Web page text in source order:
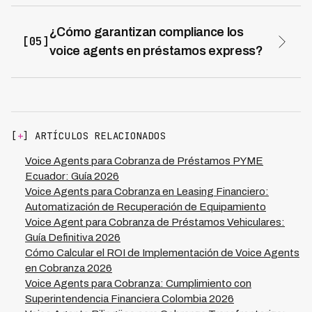
cuotas según monto y tier del cliente, quitas del 10-20%
por pago en 24-48 horas, y refinanciamientos para
clientes Tier 1. El 76% de planes se autorizan en la
[05]
¿Cómo garantizan compliance los
voice agents en préstamos express?
prohibición de contacto a empleadores sin autorización,
lenguaje siempre apropiado, oferta obligatoria de
opera con cero violaciones regulatorias en 7 países de
LATAM adaptándose automáticamente a normativas
locales de préstamos de alto costo.
[ +] ARTÍCULOS RELACIONADOS
Voice Agents para Cobranza de Préstamos PYME
Ecuador: Guía 2026
Voice Agents para Cobranza en Leasing Financiero:
Automatización de Recuperación de Equipamiento
Voice Agent para Cobranza de Préstamos Vehiculares:
Guía Definitiva 2026
Cómo Calcular el ROI de Implementación de Voice Agents
en Cobranza 2026
Voice Agents para Cobranza: Cumplimiento con
Superintendencia Financiera Colombia 2026